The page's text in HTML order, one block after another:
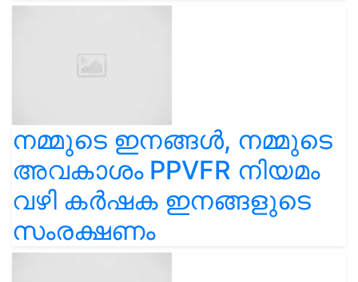
നമ്മുടെ ഇനങ്ങൾ, നമ്മുടെ
അവകാശം PPVFR നിയമം
വഴി കർഷക ഇനങ്ങളുടെ
സംരക്ഷണം